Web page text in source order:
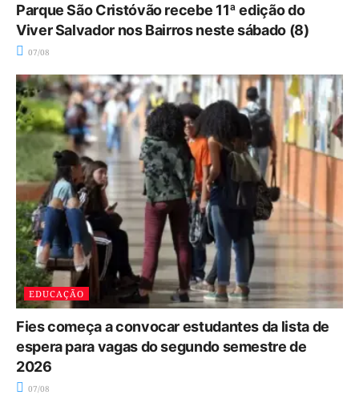
Parque São Cristóvão recebe 11ª edição do
Viver Salvador nos Bairros neste sábado (8)
07/08
EDUCAÇÃO
Fies começa a convocar estudantes da lista de
espera para vagas do segundo semestre de
2026
07/08